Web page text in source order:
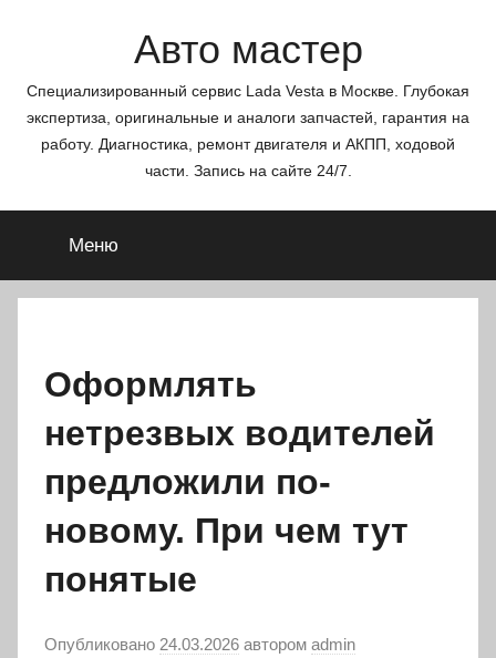
Авто мастер
Специализированный сервис Lada Vesta в Москве. Глубокая
экспертиза, оригинальные и аналоги запчастей, гарантия на
работу. Диагностика, ремонт двигателя и АКПП, ходовой
части. Запись на сайте 24/7.
Меню
Оформлять
нетрезвых водителей
предложили по-
новому. При чем тут
понятые
Опубликовано 24.03.2026 автором admin